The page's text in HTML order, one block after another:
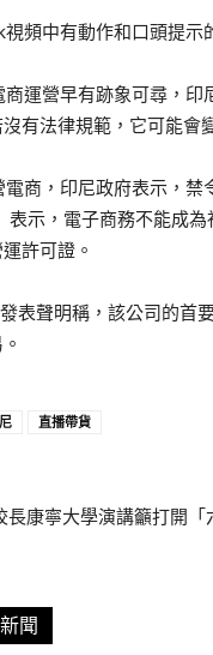
頻中有動作和口頭提
運營早有跡象可尋，印
有法律規範，它可能會
商，印尼政府表示，
示，電子商務不能成
許可證。
表聲明稱，該公司的首
直播帶貨
長康寧大學演講籲打開「
聞